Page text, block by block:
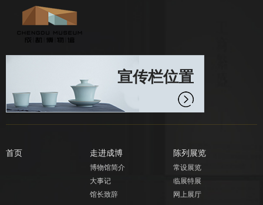
宣传栏位置
首页 走进成博
博物馆简介
大事记
馆长致辞
陈列展览
常设展览
临展特展
网上展厅